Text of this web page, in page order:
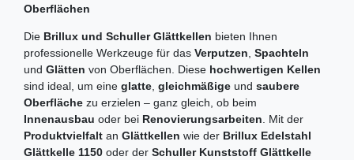
Oberflächen
Die Brillux und Schuller Glättkellen bieten Ihnen
professionelle Werkzeuge für das Verputzen Spachteln
und Glätten von Oberflächen. Diese hochwertigen Kellen
sind ideal, um eine glatte gleichmäßige und saubere
Oberfläche zu erzielen – ganz gleich, ob beim
Innenausbau oder bei Renovierungsarbeiten . Mit der
Produktvielfalt an Glättkellen wie der Brillux Edelstahl
Glättkelle 1150 oder der Schuller Kunststoff Glättkelle